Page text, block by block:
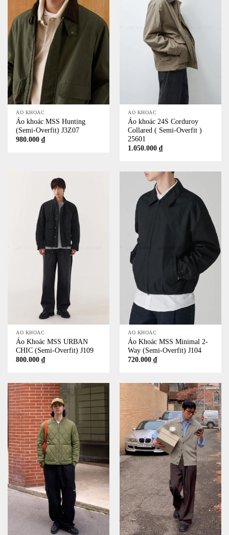
ÁO KHOÁC
Áo khoác MSS Hunting
(Semi-Overfit) J3Z07
980.000₫
ÁO KHOÁC
Áo khoác 24S Corduroy
Collared ( Semi-Overfit )
25601
1.050.000₫
ÁO KHOÁC
Áo Khoác MSS URBAN
CHIC (Semi-Overfit) J109
800.000₫
ÁO KHOÁC
Áo Khoác MSS Minimal 2-
Way (Semi-Overfit) J104
720.000₫